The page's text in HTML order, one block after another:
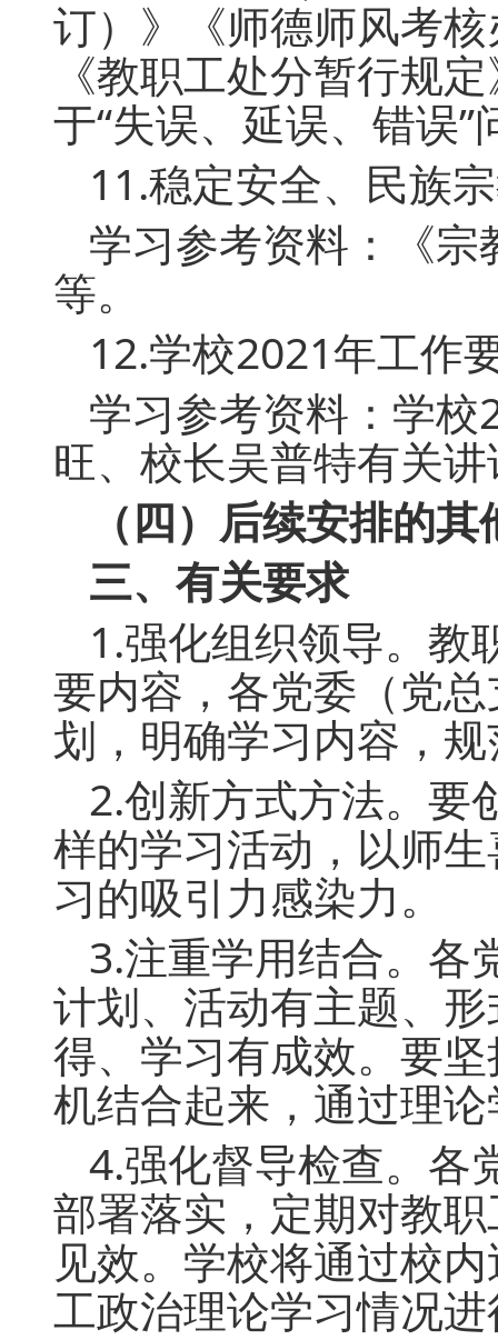
订）》《师德师风考
《教职工处分暂行规
于“失误、延误、错误
11.稳定安全、民族
学习参考资料：《
等。
12.学校2021年工作
学习参考资料：学
旺、校长吴普特有关
（四）后续安排的
三、有关要求
1.强化组织领导。教
要内容，各党委（党
划，明确学习内容，
2.创新方式方法。要
样的学习活动，以师
习的吸引力感染力。
3.注重学用结合。各
计划、活动有主题、
得、学习有成效。要
机结合起来，通过理
4.强化督导检查。各
部署落实，定期对教
见效。学校将通过校
工政治理论学习情况